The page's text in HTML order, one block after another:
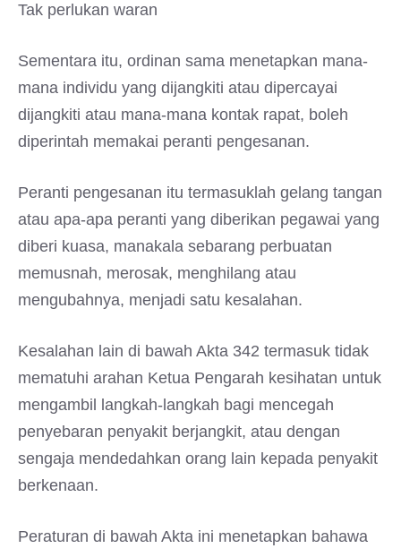
Tak perlukan waran
Sementara itu, ordinan sama menetapkan mana-
mana individu yang dijangkiti atau dipercayai
dijangkiti atau mana-mana kontak rapat, boleh
diperintah memakai peranti pengesanan.
Peranti pengesanan itu termasuklah gelang tangan
atau apa-apa peranti yang diberikan pegawai yang
diberi kuasa, manakala sebarang perbuatan
memusnah, merosak, menghilang atau
mengubahnya, menjadi satu kesalahan.
Kesalahan lain di bawah Akta 342 termasuk tidak
mematuhi arahan Ketua Pengarah kesihatan untuk
mengambil langkah-langkah bagi mencegah
penyebaran penyakit berjangkit, atau dengan
sengaja mendedahkan orang lain kepada penyakit
berkenaan.
Peraturan di bawah Akta ini menetapkan bahawa